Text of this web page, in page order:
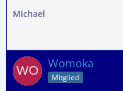
Michael
Womoka
Mitglied